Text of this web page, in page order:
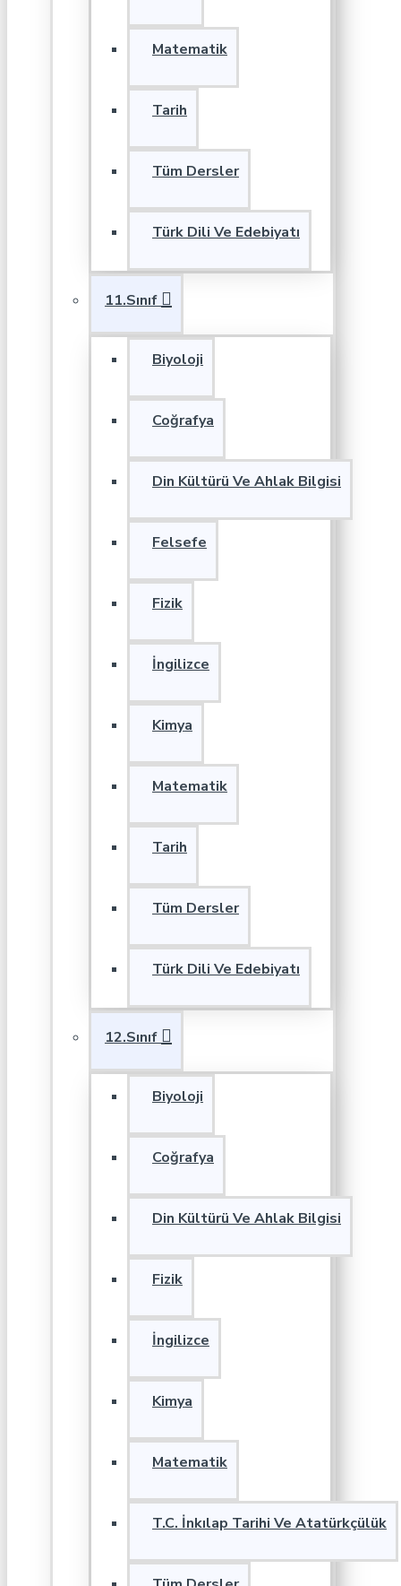
Matematik
Tarih
Tüm Dersler
Türk Dili Ve Edebiyatı
11.Sınıf
Biyoloji
Coğrafya
Din Kültürü Ve Ahlak Bilgisi
Felsefe
Fizik
İngilizce
Kimya
Matematik
Tarih
Tüm Dersler
Türk Dili Ve Edebiyatı
12.Sınıf
Biyoloji
Coğrafya
Din Kültürü Ve Ahlak Bilgisi
Fizik
İngilizce
Kimya
Matematik
T.C. İnkılap Tarihi Ve Atatürkçülük